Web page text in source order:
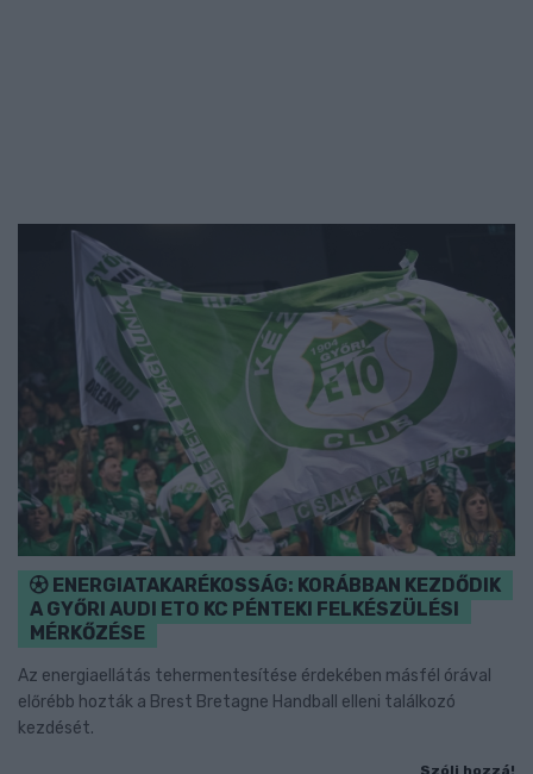
ENERGIATAKARÉKOSSÁG: KORÁBBAN KEZDŐDIK
A GYŐRI AUDI ETO KC PÉNTEKI FELKÉSZÜLÉSI
MÉRKŐZÉSE
Az energiaellátás tehermentesítése érdekében másfél órával
előrébb hozták a Brest Bretagne Handball elleni találkozó
kezdését.
Szólj hozzá!